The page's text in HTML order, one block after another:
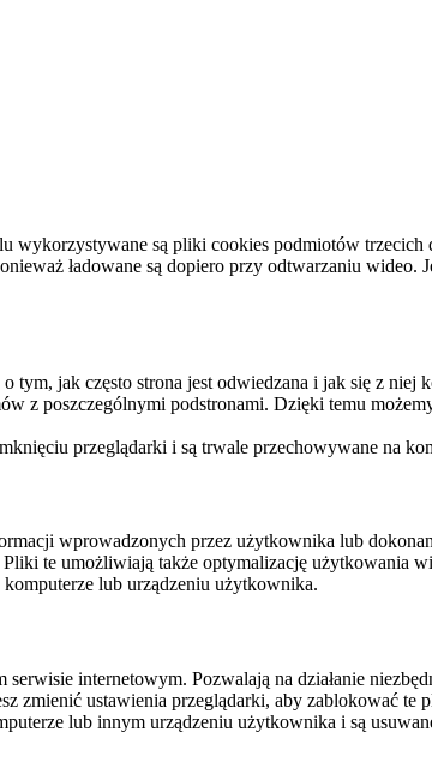
są pliki cookies podmiotów trzecich
ładowane są dopiero przy odtwarzaniu wideo.
jak często strona jest odwiedzana i jak się z
z poszczególnymi podstronami. Dzięki temu
przeglądarki i są trwale przechowywane na
wprowadzonych przez użytkownika lub
te umożliwiają także optymalizację użytkowania
lub urządzeniu użytkownika.
internetowym. Pozwalają na działanie
zmienić ustawienia przeglądarki, aby zablokować
lub innym urządzeniu użytkownika i są